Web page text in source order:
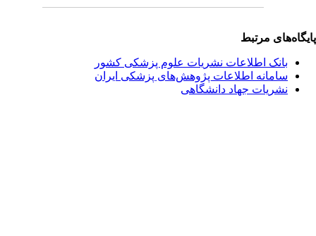
مرتبط
بانک اطلاعات نشریات علوم پزشکی کشور
سامانه اطلاعات پژوهش‌های پزشکی ایران
نشریات جهاد دانشگاهی